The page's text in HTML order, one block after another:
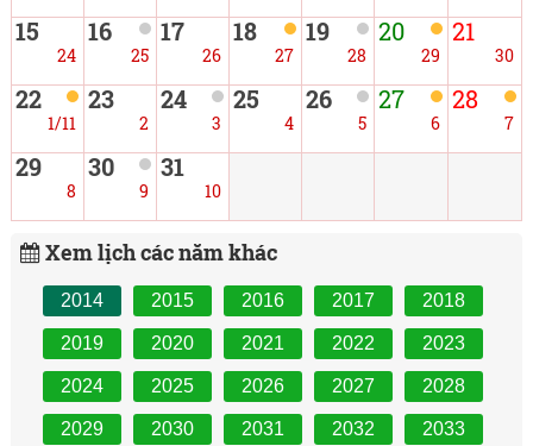
15
24
16
25
17
26
18
27
19
28
20
29
21
30
22
1/11
23
2
24
3
25
4
26
5
27
6
28
7
29
8
30
9
31
10
Xem lịch các năm khác
2014 2015 2016 2017 2018
2019 2020 2021 2022 2023
2024 2025 2026 2027 2028
2029 2030 2031 2032 2033